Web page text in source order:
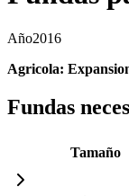
Año2016
Agricola:
Fundas
Tamaño